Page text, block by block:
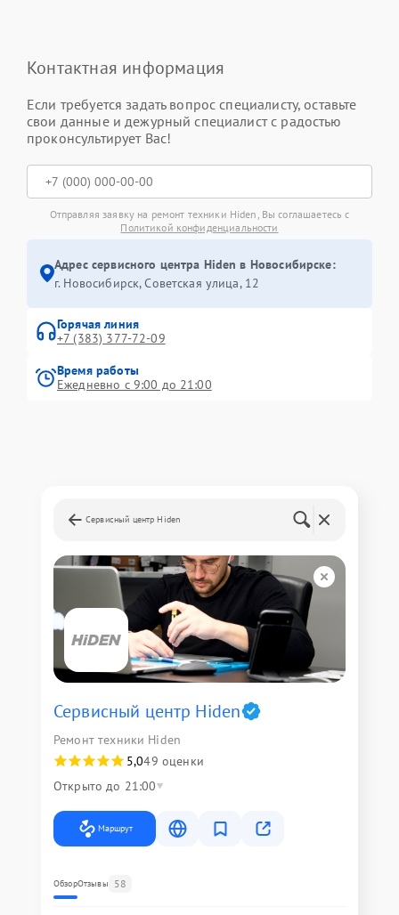
Контактная информация
Если требуется задать вопрос специалисту, оставьте
свои данные и дежурный специалист с радостью
проконсультирует Вас!
Отправляя заявку на ремонт техники Hiden, Вы соглашаетесь с
Политикой конфиденциальности
Адрес сервисного центра Hiden в Новосибирске:
г. Новосибирск, Советская улица, 12
Горячая линия
+7 (383) 377-72-09
Время работы
Ежедневно с 9:00 до 21:00
Сервисный центр Hiden
Сервисный центр Hiden
Ремонт техники Hiden
5,049 оценки
Открыто до 21:00
Маршрут
ОбзорОтзывы 58